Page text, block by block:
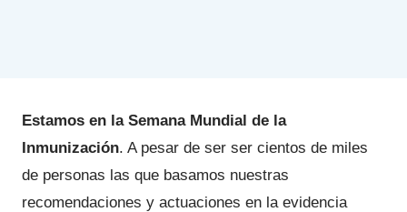
Estamos en la Semana Mundial de la
Inmunización. A pesar de ser ser cientos de miles
de personas las que basamos nuestras
recomendaciones y actuaciones en la evidencia